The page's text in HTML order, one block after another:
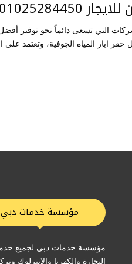
التي تسعى دائماً نحو توفير أفضل
حفر ابار المياه الجوفية، وتعتمد
مؤسسة خدمات دبي
مؤسسة خدمات دبي لجميع
النجارة والكهربا والانترلوك